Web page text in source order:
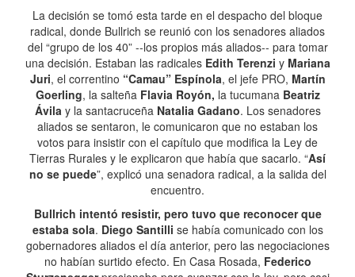
La decisión se tomó esta tarde en el despacho del bloque
radical, donde Bullrich se reunió con los senadores aliados
del “grupo de los 40” --los propios más aliados-- para tomar
una decisión. Estaban las radicales Edith Terenzi y Mariana
Juri, el correntino “Camau” Espínola, el jefe PRO, Martín
Goerling, la salteña Flavia Royón, la tucumana Beatriz
Ávilay la santacruceñaNatalia Gadano. Los senadores
aliados se sentaron, le comunicaron que no estaban los
votos para insistir con el capítulo que modifica la Ley de
Tierras Rurales y le explicaron que había que sacarlo. “Así
no se puede”, explicó una senadora radical, a la salida del
encuentro.
Bullrich intentó resistir, pero tuvo que reconocer que
estaba sola. Diego Santilli se había comunicado con los
gobernadores aliados el día anterior, pero las negociaciones
no habían surtido efecto. En Casa Rosada, Federico